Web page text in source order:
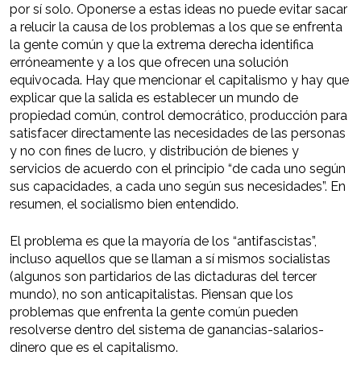
por sí solo. Oponerse a estas ideas no puede evitar sacar
a relucir la causa de los problemas a los que se enfrenta
la gente común y que la extrema derecha identifica
erróneamente y a los que ofrecen una solución
equivocada. Hay que mencionar el capitalismo y hay que
explicar que la salida es establecer un mundo de
propiedad común, control democrático, producción para
satisfacer directamente las necesidades de las personas
y no con fines de lucro, y distribución de bienes y
servicios de acuerdo con el principio “de cada uno según
sus capacidades, a cada uno según sus necesidades”. En
resumen, el socialismo bien entendido.
El problema es que la mayoría de los “antifascistas”,
incluso aquellos que se llaman a sí mismos socialistas
(algunos son partidarios de las dictaduras del tercer
mundo), no son anticapitalistas. Piensan que los
problemas que enfrenta la gente común pueden
resolverse dentro del sistema de ganancias-salarios-
dinero que es el capitalismo.